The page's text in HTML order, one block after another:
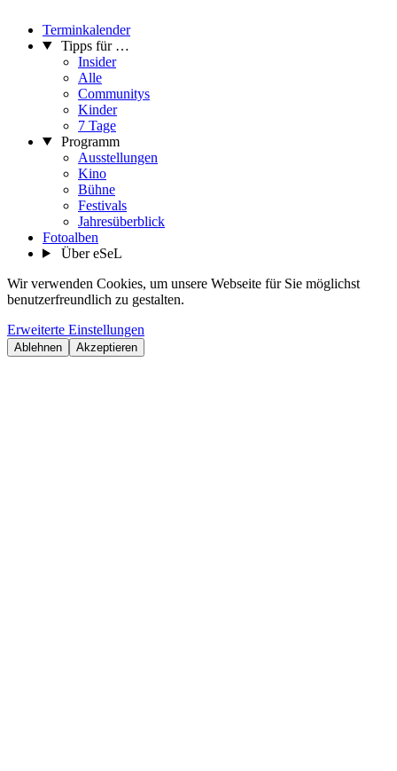
Terminkalender
Tipps für …
Insider
Alle
Communitys
Kinder
7 Tage
Programm
Ausstellungen
Kino
Bühne
Festivals
Jahresüberblick
Fotoalben
Über eSeL
Wir verwenden Cookies, um unsere Webseite für Sie möglichst
benutzerfreundlich zu gestalten.
Erweiterte Einstellungen
Ablehnen Akzeptieren